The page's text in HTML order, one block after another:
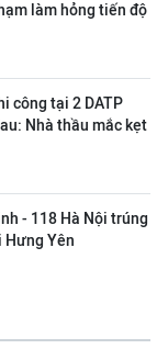
làm hỏng tiến độ
công tại 2 DATP
Nhà thầu mắc kẹt
- 118 Hà Nội trúng
Hưng Yên